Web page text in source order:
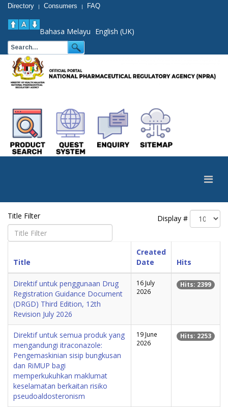
Directory | Consumers | FAQ
Bahasa Melayu English (UK)
Title Filter Display #
Title
Created
Date
Hits
Direktif untuk penggunaan Drug
Registration Guidance Document
(DRGD) Third Edition, 12th
Revision July 2026
16 July
2026
Hits: 2399
Direktif untuk semua produk yang
mengandungi itraconazole:
Pengemaskinian sisip bungkusan
dan RiMUP bagi
memperkukuhkan maklumat
keselamatan berkaitan risiko
pseudoaldosteronism
19 June
2026
Hits: 2253